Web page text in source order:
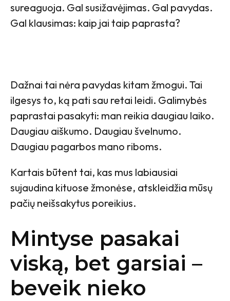
sureaguoja. Gal susižavėjimas. Gal pavydas.
Gal klausimas: kaip jai taip paprasta?
Dažnai tai nėra pavydas kitam žmogui. Tai
ilgesys to, ką pati sau retai leidi. Galimybės
paprastai pasakyti: man reikia daugiau laiko.
Daugiau aiškumo. Daugiau švelnumo.
Daugiau pagarbos mano riboms.
Kartais būtent tai, kas mus labiausiai
sujaudina kituose žmonėse, atskleidžia mūsų
pačių neišsakytus poreikius.
Mintyse pasakai
viską, bet garsiai –
beveik nieko